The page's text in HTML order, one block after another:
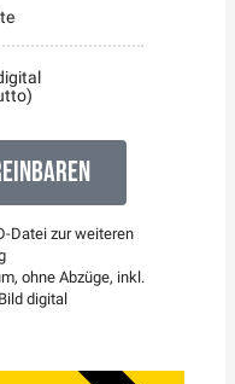
Datei zur weiteren
ohne Abzüge, inkl.
digital